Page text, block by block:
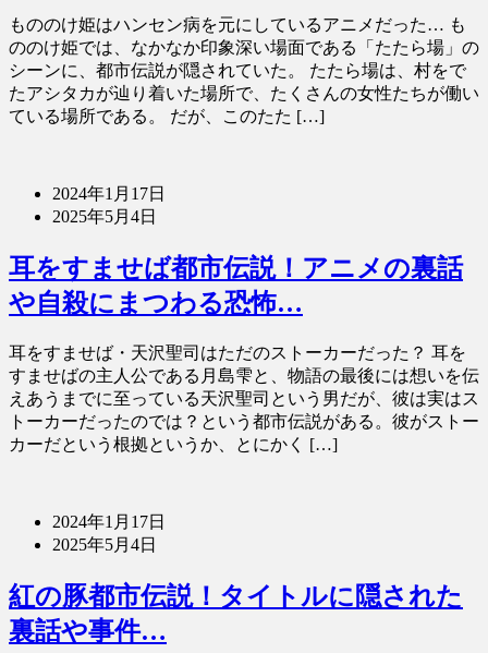
もののけ姫はハンセン病を元にしているアニメだった… も
ののけ姫では、なかなか印象深い場面である「たたら場」の
シーンに、都市伝説が隠されていた。 たたら場は、村をで
たアシタカが辿り着いた場所で、たくさんの女性たちが働い
ている場所である。 だが、このたた […]
2024年1月17日
2025年5月4日
耳をすませば都市伝説！アニメの裏話
や自殺にまつわる恐怖…
耳をすませば・天沢聖司はただのストーカーだった？ 耳を
すませばの主人公である月島雫と、物語の最後には想いを伝
えあうまでに至っている天沢聖司という男だが、彼は実はス
トーカーだったのでは？という都市伝説がある。彼がストー
カーだという根拠というか、とにかく […]
2024年1月17日
2025年5月4日
紅の豚都市伝説！タイトルに隠された
裏話や事件…